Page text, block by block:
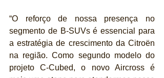
“O reforço de nossa presença no
segmento de B-SUVs é essencial para
a estratégia de crescimento da Citroën
na região. Como segundo modelo do
projeto C-Cubed, o novo Aircross é